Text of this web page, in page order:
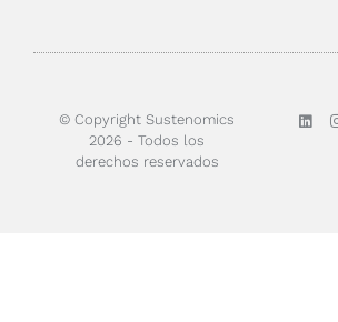
© Copyright Sustenomics
2026 - Todos los
derechos reservados